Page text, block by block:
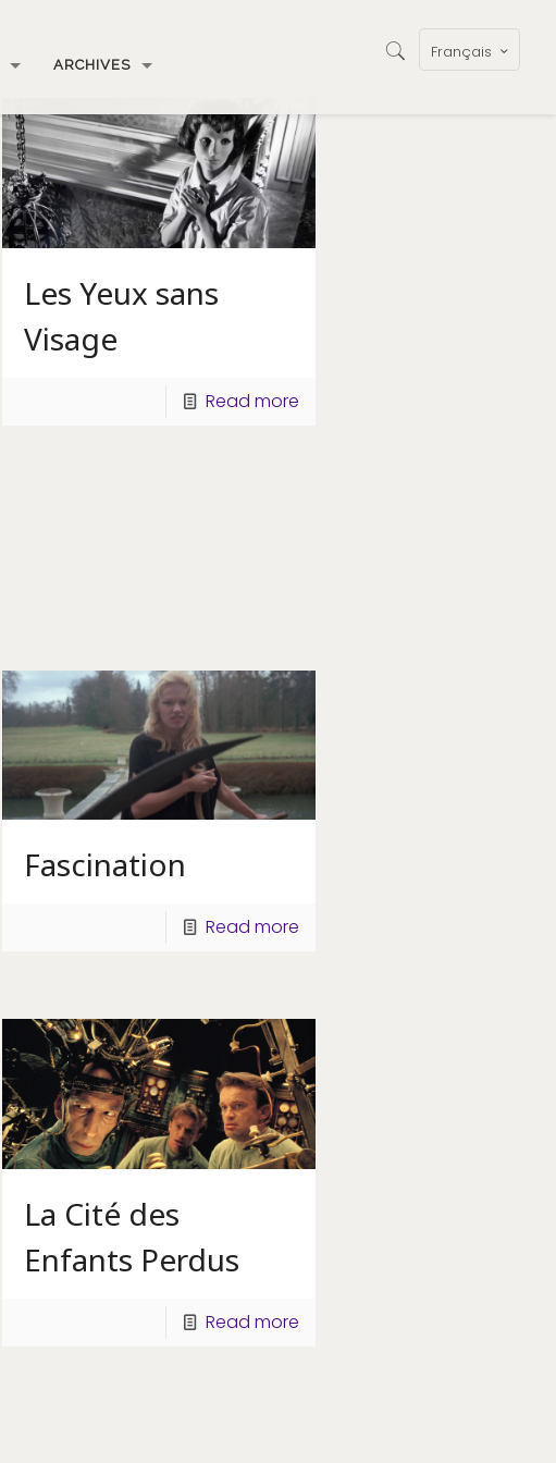
ARCHIVES
Français
Les Yeux sans
Visage
Read more
Fascination
Read more
La Cité des
Enfants Perdus
Read more